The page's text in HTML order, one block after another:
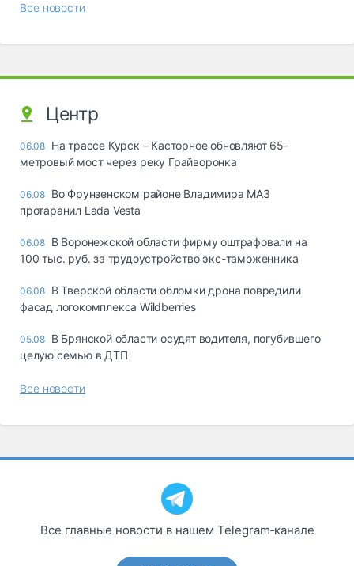
Все новости
Центр
06.08 На трассе Курск – Касторное обновляют 65-
метровый мост через реку Грайворонка
06.08 Во Фрунзенском районе Владимира МАЗ
протаранил Lada Vesta
06.08 В Воронежской области фирму оштрафовали на
100 тыс. руб. за трудоустройство экс-таможенника
06.08 В Тверской области обломки дрона повредили
фасад логокомплекса Wildberries
05.08 В Брянской области осудят водителя, погубившего
целую семью в ДТП
Все новости
Все главные новости в нашем Telegram‑канале